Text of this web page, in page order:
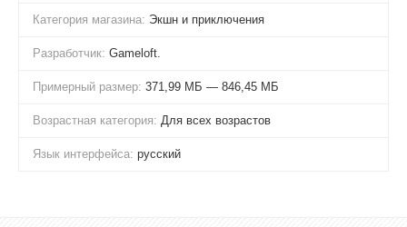
Категория магазина: Экшн и приключения
Разработчик: Gameloft.
Примерный размер: 371,99 МБ — 846,45 МБ
Возрастная категория: Для всех возрастов
Язык интерфейса: русский